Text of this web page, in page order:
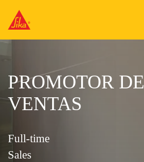
PROMOTOR DE
VENTAS
Full-time
Sales